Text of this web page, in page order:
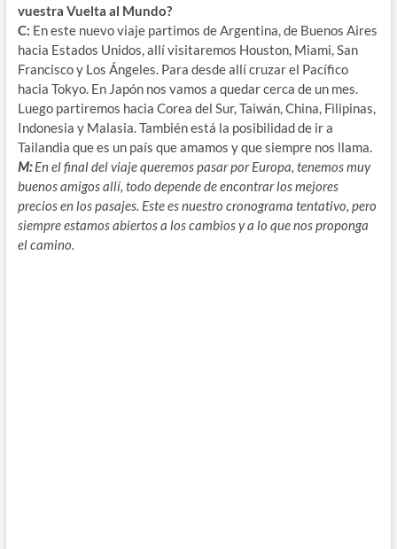
vuestra Vuelta al Mundo?
C: En este nuevo viaje partimos de Argentina, de Buenos Aires
hacia Estados Unidos, allí visitaremos Houston, Miami, San
Francisco y Los Ángeles. Para desde allí cruzar el Pacífico
hacia Tokyo. En Japón nos vamos a quedar cerca de un mes.
Luego partiremos hacia Corea del Sur, Taiwán, China, Filipinas,
Indonesia y Malasia. También está la posibilidad de ir a
Tailandia que es un país que amamos y que siempre nos llama.
M:En el final del viaje queremos pasar por Europa, tenemos muy
buenos amigos allí, todo depende de encontrar los mejores
precios en los pasajes. Este es nuestro cronograma tentativo, pero
siempre estamos abiertos a los cambios y a lo que nos proponga
el camino.